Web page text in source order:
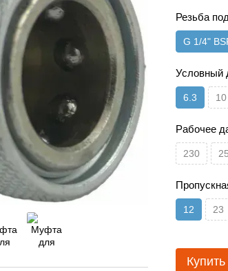
Резьба
G 1/4"
Условный
6.3 10
Рабочее
230
12 23
Купить